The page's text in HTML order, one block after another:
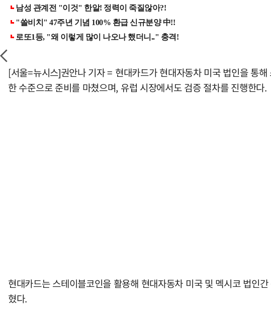
[서울=뉴시스]권안나 기자 = 현대카드가 현대자동차 미국 법인을 통
한 수준으로 준비를 마쳤으며, 유럽 시장에서도 검증 절차를 진행한다.
현대카드는 스테이블코인을 활용해 현대자동차 미국 및 멕시코 법인
혔다.